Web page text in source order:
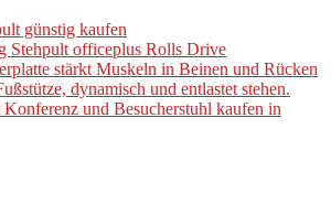
günstig kaufen
Stehpult officeplus Rolls Drive
stärkt Muskeln in Beinen und Rücken
dynamisch und entlastet stehen.
Konferenz und Besucherstuhl kaufen in